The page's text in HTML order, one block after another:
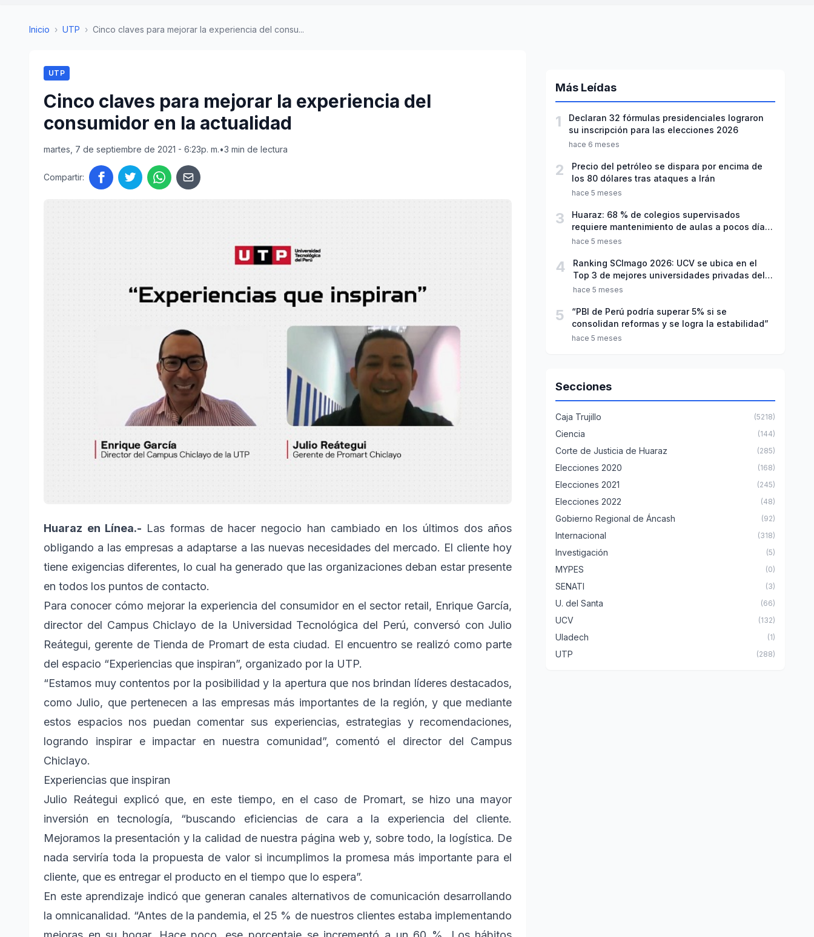
Inicio › UTP › Cinco claves para mejorar la experiencia del consu...
UTP
Cinco claves para mejorar la experiencia del
consumidor en la actualidad
martes, 7 de septiembre de 2021 - 6:23p. m.•3 min de lectura
Compartir:
Huaraz en Línea.- Las formas de hacer negocio han cambiado en los últimos dos años
obligando a las empresas a adaptarse a las nuevas necesidades del mercado. El cliente hoy
tiene exigencias diferentes, lo cual ha generado que las organizaciones deban estar presente
en todos los puntos de contacto.
Para conocer cómo mejorar la experiencia del consumidor en el sector retail, Enrique García,
director del Campus Chiclayo de la Universidad Tecnológica del Perú, conversó con Julio
Reátegui, gerente de Tienda de Promart de esta ciudad. El encuentro se realizó como parte
del espacio “Experiencias que inspiran”, organizado por la UTP.
“Estamos muy contentos por la posibilidad y la apertura que nos brindan líderes destacados,
como Julio, que pertenecen a las empresas más importantes de la región, y que mediante
estos espacios nos puedan comentar sus experiencias, estrategias y recomendaciones,
logrando inspirar e impactar en nuestra comunidad”, comentó el director del Campus
Chiclayo.
Experiencias que inspiran
Julio Reátegui explicó que, en este tiempo, en el caso de Promart, se hizo una mayor
inversión en tecnología, “buscando eficiencias de cara a la experiencia del cliente.
Mejoramos la presentación y la calidad de nuestra página web y, sobre todo, la logística. De
nada serviría toda la propuesta de valor si incumplimos la promesa más importante para el
cliente, que es entregar el producto en el tiempo que lo espera”.
En este aprendizaje indicó que generan canales alternativos de comunicación desarrollando
la omnicanalidad. “Antes de la pandemia, el 25 % de nuestros clientes estaba implementando
Más Leídas
1
Declaran 32 fórmulas presidenciales lograron
su inscripción para las elecciones 2026
hace 6 meses
2
Precio del petróleo se dispara por encima de
los 80 dólares tras ataques a Irán
hace 5 meses
3
Huaraz: 68 % de colegios supervisados
requiere mantenimiento de aulas a pocos días
de inicio del año escolar 2026
hace 5 meses
4
Ranking SCImago 2026: UCV se ubica en el
Top 3 de mejores universidades privadas del
Perú
hace 5 meses
5
“PBI de Perú podría superar 5% si se
consolidan reformas y se logra la estabilidad”
hace 5 meses
Secciones
Caja Trujillo (5218)
Ciencia (144)
Corte de Justicia de Huaraz (285)
Elecciones 2020 (168)
Elecciones 2021 (245)
Elecciones 2022 (48)
Gobierno Regional de Áncash (92)
Internacional (318)
Investigación (5)
MYPES (0)
SENATI (3)
U. del Santa (66)
UCV (132)
Uladech (1)
UTP (288)